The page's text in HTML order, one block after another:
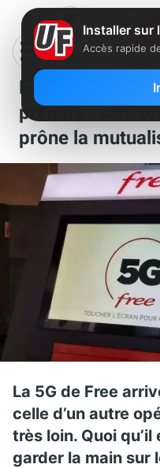
Free Mobile :
prendre son
prône la
La 5G de Free
celle d’un autre
très loin. Quoi
garder la main sur
Installer sur
Accès rapide